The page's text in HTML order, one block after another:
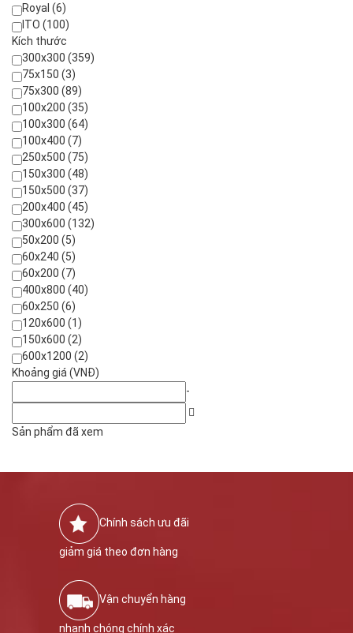
Royal (6)
ITO (100)
Kích thước
300x300 (359)
75x150 (3)
75x300 (89)
100x200 (35)
100x300 (64)
100x400 (7)
250x500 (75)
150x300 (48)
150x500 (37)
200x400 (45)
300x600 (132)
50x200 (5)
60x240 (5)
60x200 (7)
400x800 (40)
60x250 (6)
120x600 (1)
150x600 (2)
600x1200 (2)
Khoảng giá (VNĐ)
-
Sản phẩm đã xem
Chính sách ưu đãi
giảm giá theo đơn hàng
Vận chuyển hàng
nhanh chóng chính xác